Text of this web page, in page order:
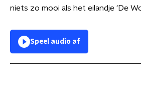
niets zo mooi als het eilandje 'De
Speel audio af